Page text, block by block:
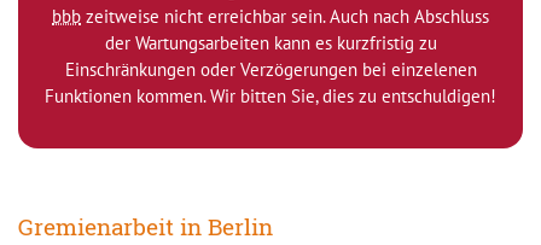
bbb zeitweise nicht erreichbar sein. Auch nach Abschluss
der Wartungsarbeiten kann es kurzfristig zu
Einschränkungen oder Verzögerungen bei einzelenen
Funktionen kommen. Wir bitten Sie, dies zu entschuldigen!
Gremienarbeit in Berlin